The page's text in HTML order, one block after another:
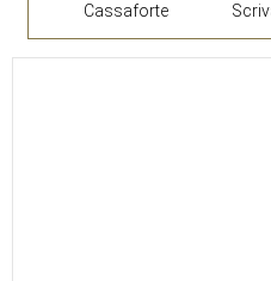
Cassaforte